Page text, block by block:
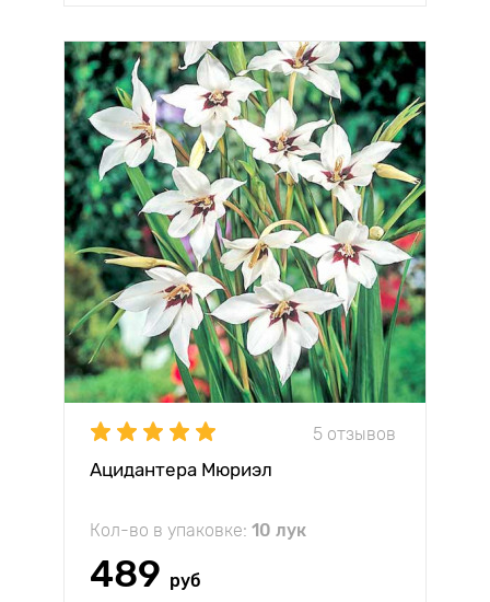
5 отзывов
Ацидантера Мюриэл
Кол-во в упаковке: 10 лук
489 руб